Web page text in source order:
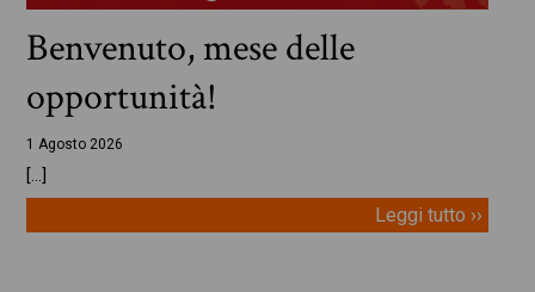
Benvenuto, mese delle
opportunità!
1 Agosto 2026
[…]
Leggi tutto ››